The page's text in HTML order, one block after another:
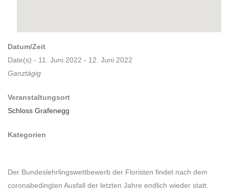
Datum/Zeit
Date(s) - 11. Juni 2022 - 12. Juni 2022
Ganztägig
Veranstaltungsort
Schloss Grafenegg
Kategorien
Der Bundeslehrlingswettbewerb der Floristen findet nach dem
coronabedingten Ausfall der letzten Jahre endlich wieder statt.